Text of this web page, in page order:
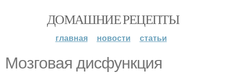
ДОМАШНИЕ РЕЦЕПТЫ
главная новости статьи
Мозговая дисфункция